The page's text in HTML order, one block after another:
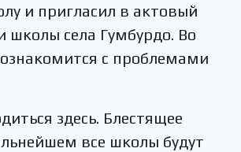
и пригласил в актовый
школы села Гумбурдо. Во
с проблемами
здесь. Блестящее
все школы будут